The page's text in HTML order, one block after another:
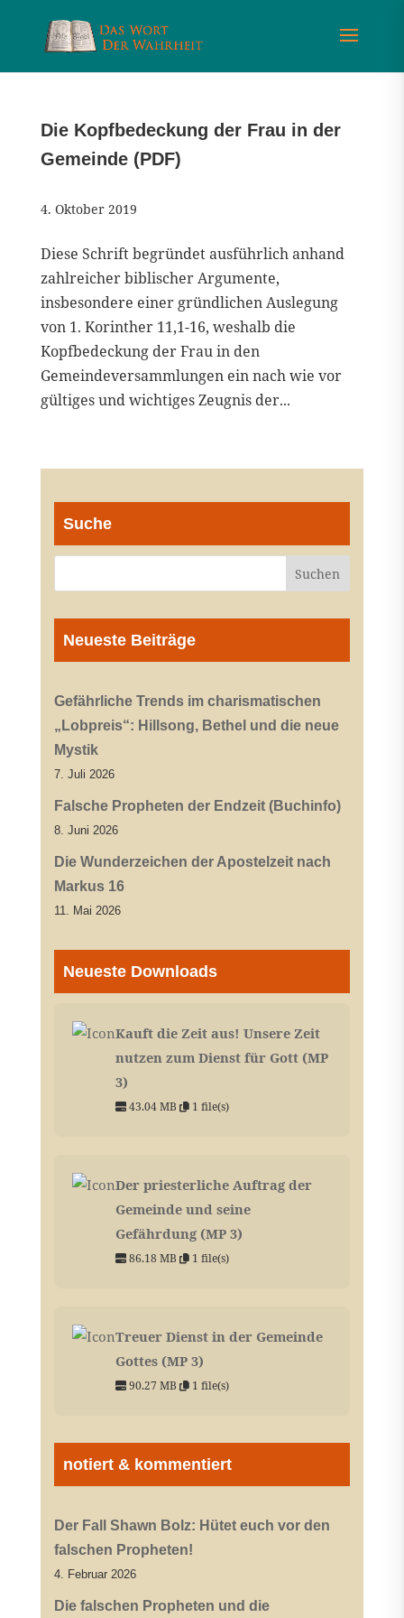
Die Kopfbedeckung der Frau in der
Gemeinde (PDF)
4. Oktober 2019
Diese Schrift begründet ausführlich anhand
zahlreicher biblischer Argumente,
insbesondere einer gründlichen Auslegung
von 1. Korinther 11,1-16, weshalb die
Kopfbedeckung der Frau in den
Gemeindeversammlungen ein nach wie vor
gültiges und wichtiges Zeugnis der...
Suche
Neueste Beiträge
Gefährliche Trends im charismatischen
„Lobpreis“: Hillsong, Bethel und die neue
Mystik
7. Juli 2026
Falsche Propheten der Endzeit (Buchinfo)
8. Juni 2026
Die Wunderzeichen der Apostelzeit nach
Markus 16
11. Mai 2026
Neueste Downloads
Kauft die Zeit aus! Unsere Zeit
nutzen zum Dienst für Gott (MP
3)
43.04 MB 1 file(s)
Der priesterliche Auftrag der
Gemeinde und seine
Gefährdung (MP 3)
86.18 MB 1 file(s)
Treuer Dienst in der Gemeinde
Gottes (MP 3)
90.27 MB 1 file(s)
notiert & kommentiert
Der Fall Shawn Bolz: Hütet euch vor den
falschen Propheten!
4. Februar 2026
Die falschen Propheten und die